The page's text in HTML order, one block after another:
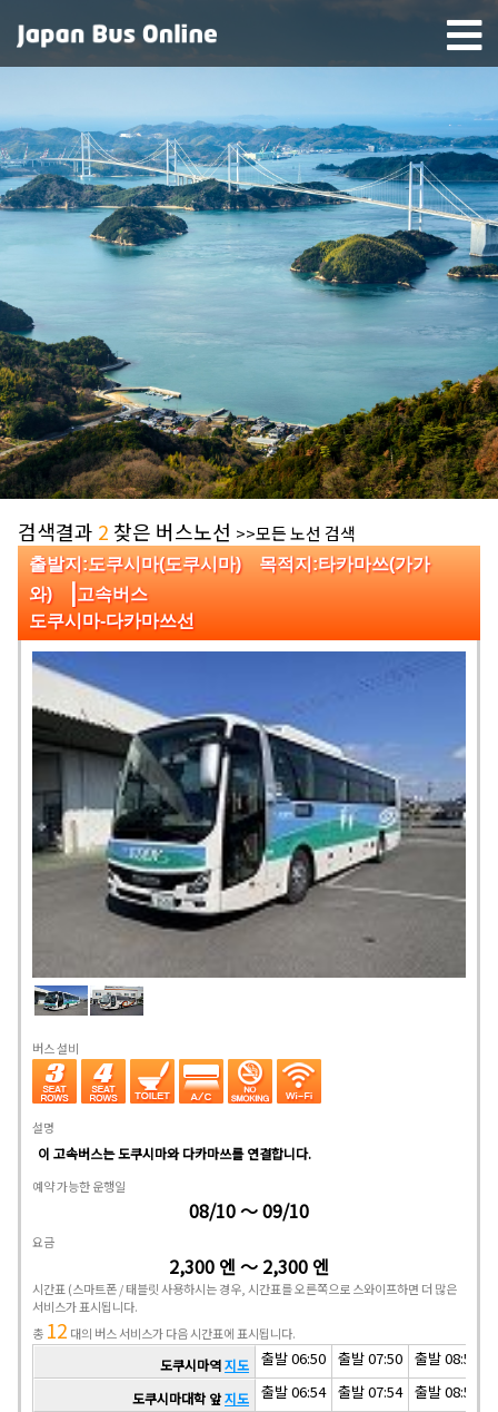
검색결과 2 찾은 버스노선 >>모든 노선 검색
출발지:도쿠시마(도쿠시마) 목적지:타카마쓰(가가
와) |고속버스
도쿠시마-다카마쓰선
버스 설비
설명
이 고속버스는 도쿠시마와 다카마쓰를 연결합니다.
예약 가능한 운행일
08/10 ～ 09/10
요금
2,300 엔 ～ 2,300 엔
시간표 (스마트폰 / 태블릿 사용하시는 경우, 시간표를 오른쪽으로 스와이프하면 더 많은
서비스가 표시됩니다.
총 12 대의 버스 서비스가 다음 시간표에 표시됩니다.
도쿠시마역지도 출발 06:50 출발 07:50 출발 08:50
도쿠시마대학 앞지도 출발 06:54 출발 07:54 출발 08:54